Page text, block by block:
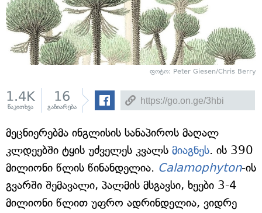
ფოტო: Peter Giesen/Chris Berry
1.4K
წაკითხვა
16
გაზიარება
მეცნიერებმა ინგლისის სანაპიროს მაღალ
კლდეებში ტყის უძველეს კვალს მიაგნეს. ის 390
მილიონი წლის წინანდელია. Calamophyton-ის
გვარში შემავალი, პალმის მსგავსი, ხეები 3-4
მილიონი წლით უფრო ადრინდელია, ვიდრე